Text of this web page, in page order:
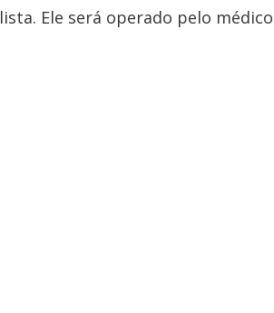
Ele será operado pelo